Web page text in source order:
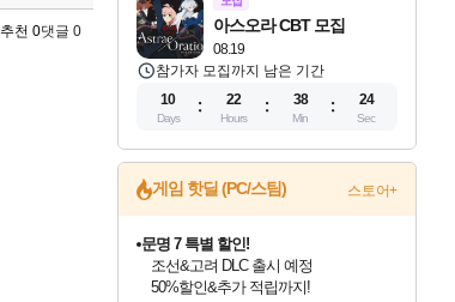
추천 0댓글 0
08.19
아스오라 CBT 모집
참가자 모집까지 남은 기간
10
Days
22
Hours
38
Min
23
Sec
게임 핫딜 (PC/스팀) 스토어+
문명 7 특별 할인!
조선&고려 DLC 출시 예정
50%할인&추가 적립까지!